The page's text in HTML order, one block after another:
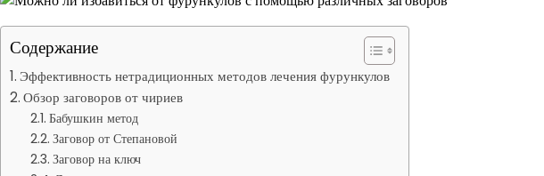
Содержание
Эффективность нетрадиционных методов лечения фурункулов
Обзор заговоров от чириев
Бабушкин метод
Заговор от Степановой
Заговор на ключ